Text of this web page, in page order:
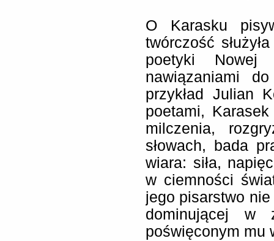
O Karasku
twórczość
poetyki
nawiązaniami
przykład Julian
poetami,
milczenia,
słowach, bada
wiara: siła,
w ciemności
jego pisarstwo
dominującej w
poświęconym mu